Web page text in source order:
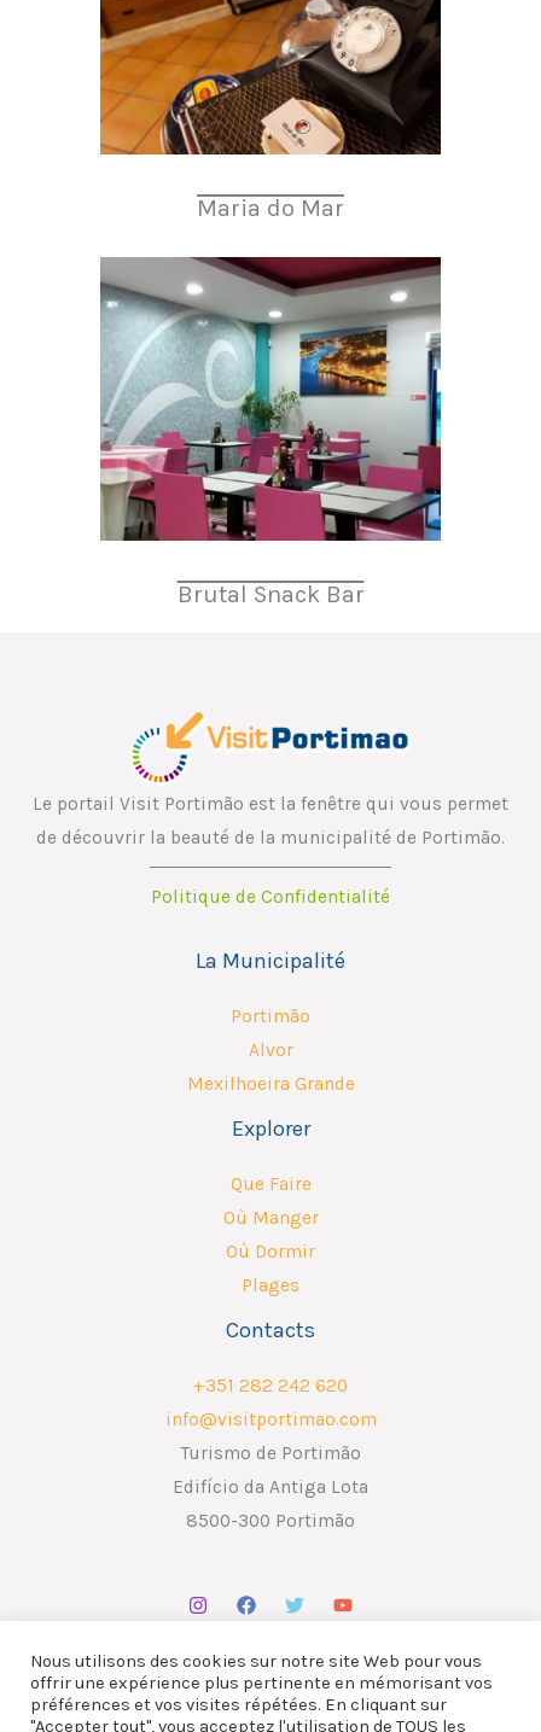
Maria do Mar
Brutal Snack Bar
Le portail Visit Portimão est la fenêtre qui vous permet
de découvrir la beauté de la municipalité de Portimão.
Politique de Confidentialité
La Municipalité
Portimão
Alvor
Mexilhoeira Grande
Explorer
Que Faire
Où Manger
Où Dormir
Plages
Contacts
+351 282 242 620
info@visitportimao.com
Turismo de Portimão
Edifício da Antiga Lota
8500-300 Portimão
Nous utilisons des cookies sur notre site Web pour vous
offrir une expérience plus pertinente en mémorisant vos
préférences et vos visites répétées. En cliquant sur
"Accepter tout", vous acceptez l'utilisation de TOUS les